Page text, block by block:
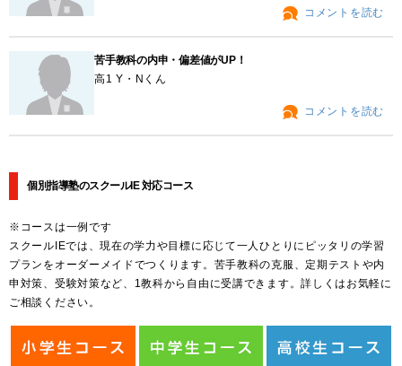
コメントを読む
苦手教科の内申・偏差値がUP！
高1 Y・Nくん
コメントを読む
個別指導塾のスクールIE 対応コース
※コースは一例です
スクールIEでは、現在の学力や目標に応じて一人ひとりにピッタリの学習
プランをオーダーメイドでつくります。苦手教科の克服、定期テストや内
申対策、受験対策など、1教科から自由に受講できます。詳しくはお気軽に
ご相談ください。